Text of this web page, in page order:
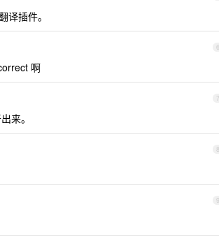
插件。
6
啊
7
来。
8
9